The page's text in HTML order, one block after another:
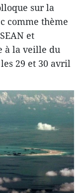
sur la
comme thème
et
à la veille du
29 et 30 avril